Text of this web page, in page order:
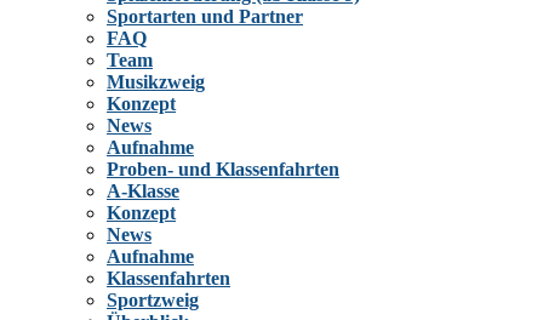
Sportarten und Partner
FAQ
Team
Musikzweig
Konzept
News
Aufnahme
Proben- und Klassenfahrten
A-Klasse
Konzept
News
Aufnahme
Klassenfahrten
Sportzweig